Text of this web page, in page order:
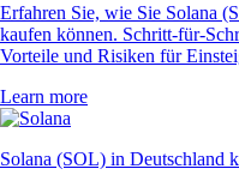
Erfahren Sie, wie Sie Solana
kaufen können. Schritt-für-
Vorteile und Risiken für
Learn more
Solana (SOL) in Deutschland